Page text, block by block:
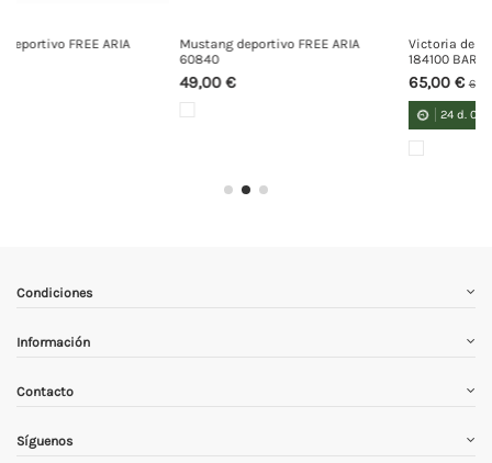
Mustang deportivo FREE ARIA
Victoria deportivo TERRATEX
Condiciones
Información
Contacto
Síguenos